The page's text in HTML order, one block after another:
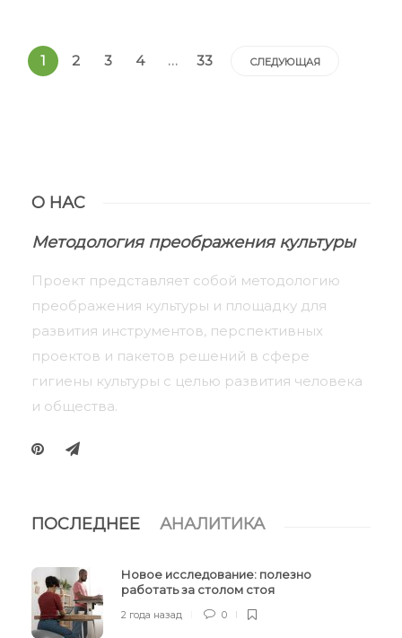
1 2 3 4 … 33 СЛЕДУЮЩАЯ
О НАС
Методология преображения культуры
Проект представляет собой методологию
преображения культуры и площадку для
развития инструментов, перспективных
проектов и пакетов решений в сфере
гигиены культуры с целью развития человека
и общества.
ПОСЛЕДНЕЕ АНАЛИТИКА
Новое исследование: полезно
работать за столом стоя
2 года назад 0